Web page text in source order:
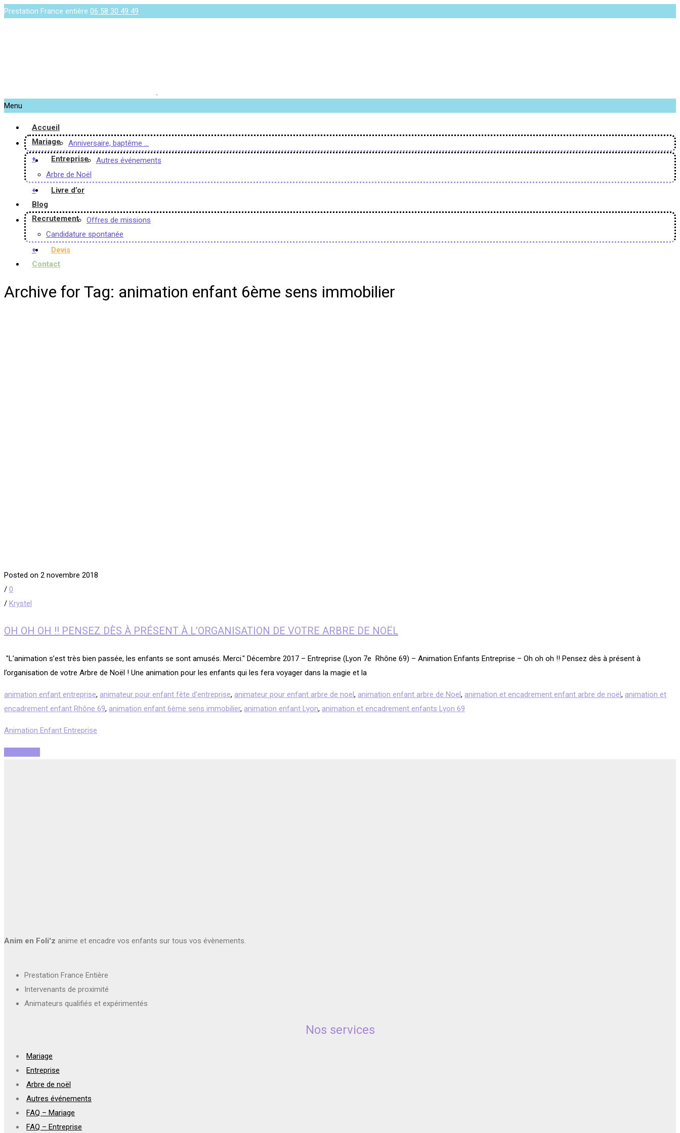
Prestation France entière 06 58 30 49 49
Menu
Accueil
Mariage
Anniversaire, baptême …
+
Entreprise
Autres événements
Arbre de Noël
+
Livre d’or
Blog
Recrutement
Offres de missions
Candidature spontanée
+
Devis
Contact
Archive for Tag: animation enfant 6ème sens immobilier
Posted on 2 novembre 2018
/ 0
/ Krystel
OH OH OH !! PENSEZ DÈS À PRÉSENT À L’ORGANISATION DE VOTRE ARBRE DE NOËL
​ "L’animation s’est très bien passée, les enfants se sont amusés. Merci." Décembre 2017 – Entreprise (Lyon 7e Rhône 69) – Animation Enfants Entreprise – Oh oh oh !! Pensez dès à présent à
l’organisation de votre Arbre de Noël ! Une animation pour les enfants qui les fera voyager dans la magie et la
animation enfant entreprise, animateur pour enfant fête d'entreprise, animateur pour enfant arbre de noel, animation enfant arbre de Noel, animation et encadrement enfant arbre de noël, animation et
encadrement enfant Rhône 69, animation enfant 6ème sens immobilier, animation enfant Lyon, animation et encadrement enfants Lyon 69
Animation Enfant Entreprise
Anim en Foli'z anime et encadre vos enfants sur tous vos évènements.
Prestation France Entière
Intervenants de proximité
Animateurs qualifiés et expérimentés
Nos services
Mariage
Entreprise
Arbre de noël
Autres événements
FAQ – Mariage
FAQ – Entreprise